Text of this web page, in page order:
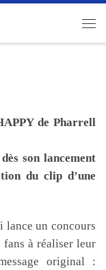
de Pharrell
son lancement
du clip d’une
lance un concours
fans à réaliser leur
original :